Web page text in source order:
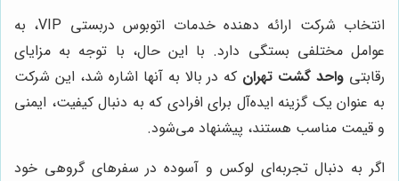
انتخاب شرکت ارائه دهنده خدمات اتوبوس دربستی VIP، به
عوامل مختلفی بستگی دارد. با این حال، با توجه به مزایای
رقابتی واحد گشت تهران که در بالا به آنها اشاره شد، این شرکت
به عنوان یک گزینه ایده‌آل برای افرادی که به دنبال کیفیت، ایمنی
و قیمت مناسب هستند، پیشنهاد می‌شود.
اگر به دنبال تجربه‌ای لوکس و آسوده در سفرهای گروهی خود